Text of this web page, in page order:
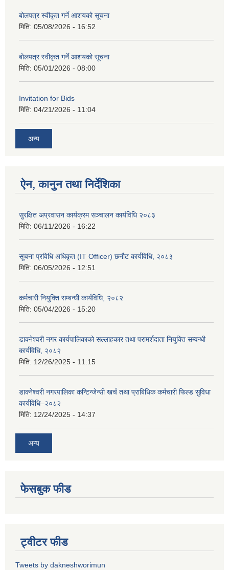
बोलपत्र स्वीकृत गर्ने आशयको सूचना
मिति: 05/08/2026 - 16:52
बोलपत्र स्वीकृत गर्ने आशयको सूचना
मिति: 05/01/2026 - 08:00
Invitation for Bids
मिति: 04/21/2026 - 11:04
अन्य
ऐन, कानुन तथा निर्देशिका
सुरक्षित अप्रवासन कार्यक्रम सञ्चालन कार्यविधि २०८३
मिति: 06/11/2026 - 16:22
सूचना प्रविधि अधिकृत (IT Officer) छनौट कार्यविधि, २०८३
मिति: 06/05/2026 - 12:51
कर्मचारी नियुक्ति सम्बन्धी कार्यविधि, २०८२
मिति: 05/04/2026 - 15:20
डाक्नेश्वरी नगर कार्यपालिकाको सल्लाहकार तथा परामर्शदाता नियुक्ति सम्वन्धी
कार्यविधि, २०८२
मिति: 12/26/2025 - 11:15
डाक्नेश्वरी नगरपालिका कन्टिन्जेन्सी खर्च तथा प्राबिधिक कर्मचारी फिल्ड सुविधा
कार्यविधि–२०८२
मिति: 12/24/2025 - 14:37
अन्य
फेसबुक फीड
ट्वीटर फीड
Tweets by dakneshworimun